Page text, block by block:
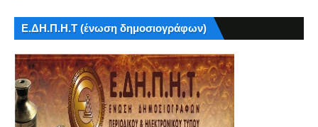
Ε.ΔΗ.Π.Η.Τ (ένωση δημοσιογράφων)